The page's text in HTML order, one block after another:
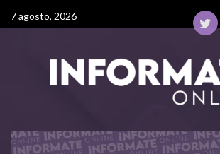
7 agosto, 2026